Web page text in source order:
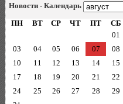
Новости - Календарь
ПН
ВТ СР ЧТ ПТ СБ
01
03
04 05 06 07 08
10
11 12 13 14 15
17
18 19 20 21 22
24
25 26 27 28 29